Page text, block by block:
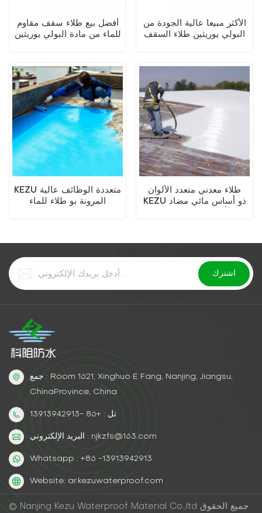
أفضل بيع طلاء سقف مقاوم
للماء من مادة البولي يوريثين
الأكثر مبيعا عالية الجودة من
البولي يوريثين طلاء السقف
KEZU متعددة الوظائف عالية
المرونة بو طلاء للماء
طلاء معدني متعدد الألوان
KEZU ذو أساس مائي مضاد
جمع : Room 1621, Xinghuo E Fang, Nanjing, Jiangsu,
ChinaProvince, China
تل : +86 -13913942913
البريد الإلكتروني : njkzfs@163.com
Whatsapp : +86 -13913942913
Website: ar.kezuwaterproof.com
© Nanjing Kezu Waterproof Material Co.,ltd جميع الحقوق